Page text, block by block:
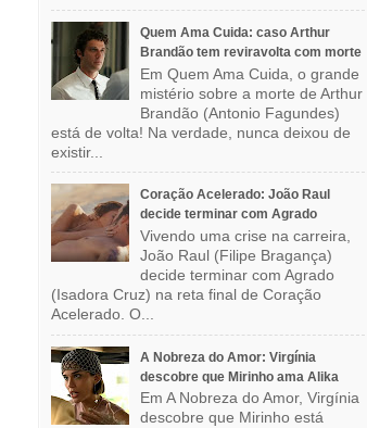
Quem Ama Cuida: caso Arthur
Brandão tem reviravolta com morte
Em Quem Ama Cuida, o grande
mistério sobre a morte de Arthur
Brandão (Antonio Fagundes)
está de volta! Na verdade, nunca deixou de
existir...
Coração Acelerado: João Raul
decide terminar com Agrado
Vivendo uma crise na carreira,
João Raul (Filipe Bragança)
decide terminar com Agrado
(Isadora Cruz) na reta final de Coração
Acelerado. O...
A Nobreza do Amor: Virgínia
descobre que Mirinho ama Alika
Em A Nobreza do Amor, Virgínia
descobre que Mirinho está